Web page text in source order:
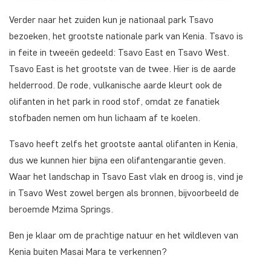
Verder naar het zuiden kun je nationaal park Tsavo
bezoeken, het grootste nationale park van Kenia. Tsavo is
in feite in tweeën gedeeld: Tsavo East en Tsavo West.
Tsavo East is het grootste van de twee. Hier is de aarde
helderrood. De rode, vulkanische aarde kleurt ook de
olifanten in het park in rood stof, omdat ze fanatiek
stofbaden nemen om hun lichaam af te koelen.
Tsavo heeft zelfs het grootste aantal olifanten in Kenia,
dus we kunnen hier bijna een olifantengarantie geven.
Waar het landschap in Tsavo East vlak en droog is, vind je
in Tsavo West zowel bergen als bronnen, bijvoorbeeld de
beroemde Mzima Springs.
Ben je klaar om de prachtige natuur en het wildleven van
Kenia buiten Masai Mara te verkennen?